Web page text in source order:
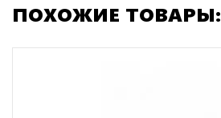
ПОХОЖИЕ ТОВАРЫ: